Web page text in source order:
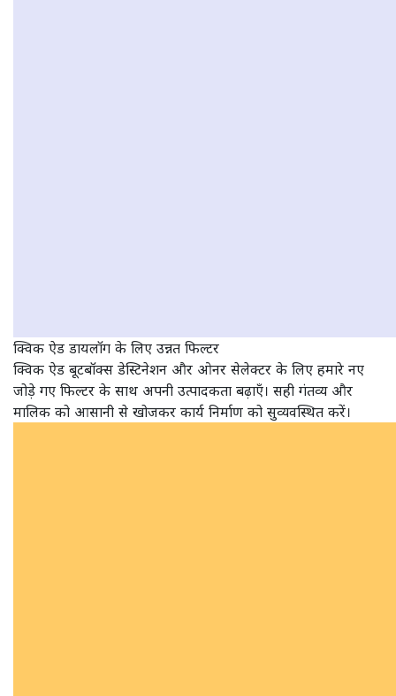
क्विक ऐड डायलॉग के लिए उन्नत फिल्टर
क्विक ऐड बूटबॉक्स डेस्टिनेशन और ओनर सेलेक्टर के लिए हमारे नए
जोड़े गए फिल्टर के साथ अपनी उत्पादकता बढ़ाएँ। सही गंतव्य और
मालिक को आसानी से खोजकर कार्य निर्माण को सुव्यवस्थित करें।